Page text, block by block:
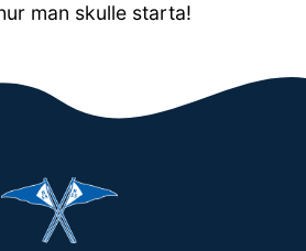
man skulle starta!